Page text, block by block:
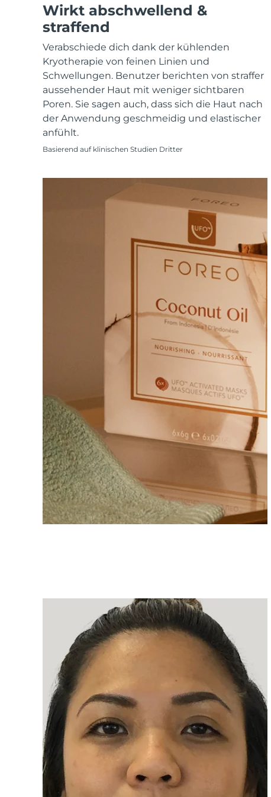
Wirkt abschwellend &
straffend
Verabschiede dich dank der kühlenden
Kryotherapie von feinen Linien und
Schwellungen. Benutzer berichten von straffer
aussehender Haut mit weniger sichtbaren
Poren. Sie sagen auch, dass sich die Haut nach
der Anwendung geschmeidig und elastischer
anfühlt.
Basierend auf klinischen Studien Dritter
All acne treatment devices
All revitalizing eye massagers
KIWI™ skincare
Advanced pore care essentials
Serum
For healthy hair
issa™ Teeth Whitening Gel
18% PAP
Kosmetik
Männer
Kaufe alles